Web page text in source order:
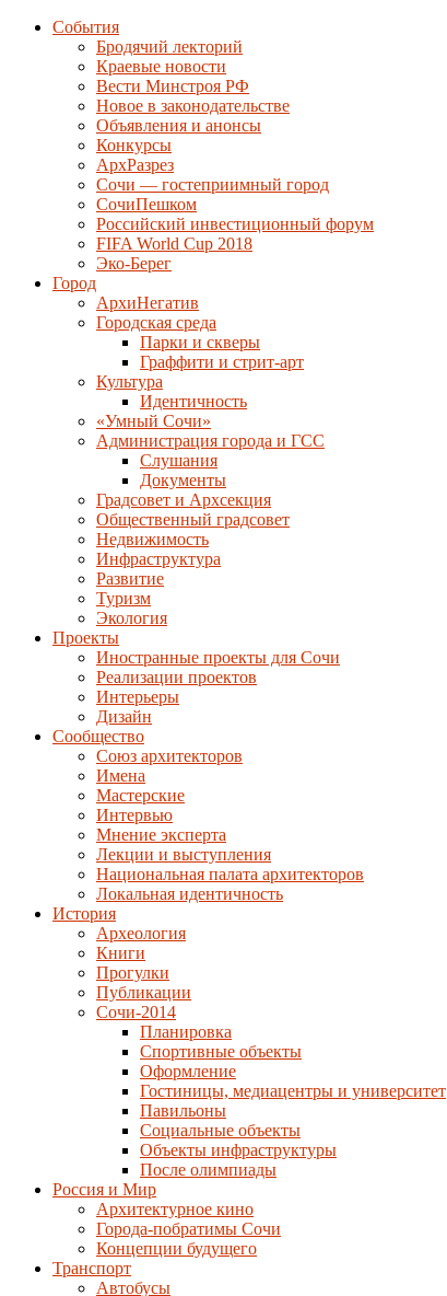
События
Бродячий лекторий
Краевые новости
Вести Минстроя РФ
Новое в законодательстве
Объявления и анонсы
Конкурсы
АрхРазрез
Сочи — гостеприимный город
СочиПешком
Российский инвестиционный форум
FIFA World Cup 2018
Эко-Берег
Город
АрхиНегатив
Городская среда
Парки и скверы
Граффити и стрит-арт
Культура
Идентичность
«Умный Сочи»
Администрация города и ГСС
Слушания
Документы
Градсовет и Архсекция
Общественный градсовет
Недвижимость
Инфраструктура
Развитие
Туризм
Экология
Проекты
Иностранные проекты для Сочи
Реализации проектов
Интерьеры
Дизайн
Сообщество
Союз архитекторов
Имена
Мастерские
Интервью
Мнение эксперта
Лекции и выступления
Национальная палата архитекторов
Локальная идентичность
История
Археология
Книги
Прогулки
Публикации
Сочи-2014
Планировка
Спортивные объекты
Оформление
Гостиницы, медиацентры и университет
Павильоны
Социальные объекты
Объекты инфраструктуры
После олимпиады
Россия и Мир
Архитектурное кино
Города-побратимы Сочи
Концепции будущего
Транспорт
Автобусы